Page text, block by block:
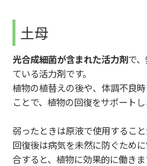
土母
光合成細菌が含まれた活力剤で
ている活力剤です。
植物の植替えの後や、体調不良
ことで、植物の回復をサポートし
弱ったときは原液で使用すること
回復後は病気を未然に防ぐため
合すると、植物に効果的に働きま